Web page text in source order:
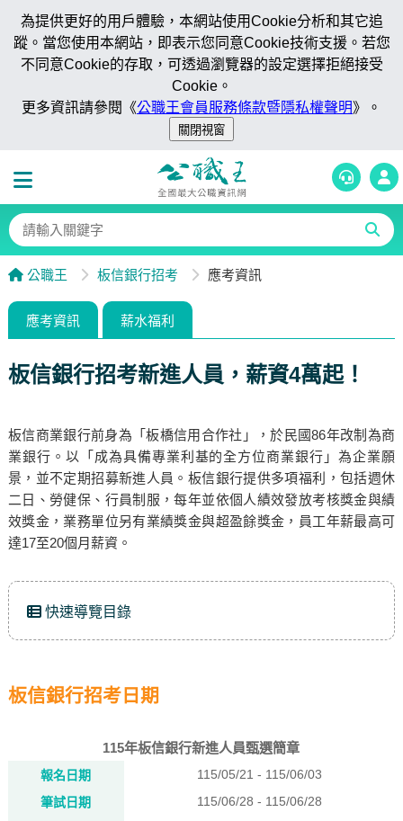
為提供更好的用戶體驗，本網站使用Cookie分析和其它追
蹤。當您使用本網站，即表示您同意Cookie技術支援。若您
不同意Cookie的存取，可透過瀏覽器的設定選擇拒絕接受
Cookie。
更多資訊請參閱《公職王會員服務條款暨隱私權聲明》。
公職王 板信銀行招考 應考資訊
應考資訊 薪水福利
板信銀行招考新進人員，薪資4萬起！
板信商業銀行前身為「板橋信用合作社」，於民國86年改制為商
業銀行。以「成為具備專業利基的全方位商業銀行」為企業願
景，並不定期招募新進人員。板信銀行提供多項福利，包括週休
二日、勞健保、行員制服，每年並依個人績效發放考核獎金與績
效獎金，業務單位另有業績獎金與超盈餘獎金，員工年薪最高可
達17至20個月薪資。
快速導覽目錄
板信銀行招考日期
115年板信銀行新進人員甄選簡章
報名日期
115/05/21 - 115/06/03
筆試日期
115/06/28 - 115/06/28